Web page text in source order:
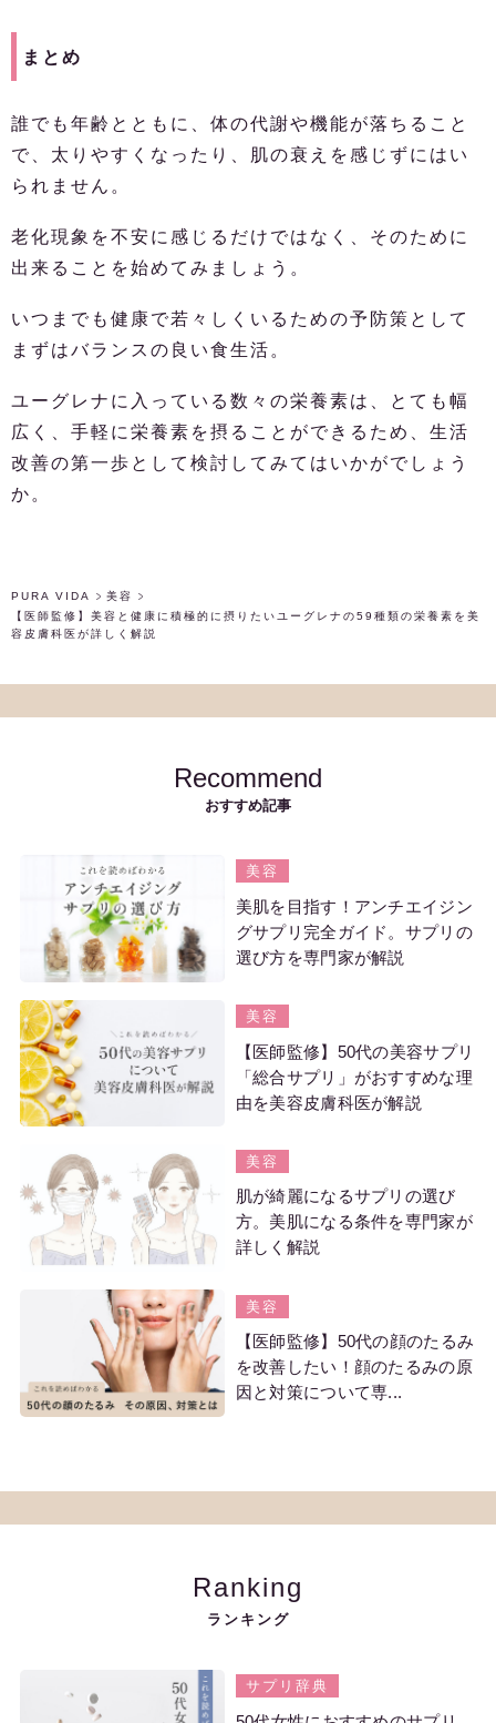
まとめ
誰でも年齢とともに、体の代謝や機能が落ちること
で、太りやすくなったり、肌の衰えを感じずにはい
られません。
老化現象を不安に感じるだけではなく、そのために
出来ることを始めてみましょう。
いつまでも健康で若々しくいるための予防策として
まずはバランスの良い食生活。
ユーグレナに入っている数々の栄養素は、とても幅
広く、手軽に栄養素を摂ることができるため、生活
改善の第一歩として検討してみてはいかがでしょう
か。
PURA VIDA
美容
【医師監修】美容と健康に積極的に摂りたいユーグレナの59種類の栄養素を美
容皮膚科医が詳しく解説
Recommend
おすすめ記事
美容
美肌を目指す！アンチエイジン
グサプリ完全ガイド。サプリの
選び方を専門家が解説
美容
【医師監修】50代の美容サプリ
「総合サプリ」がおすすめな理
由を美容皮膚科医が解説
美容
肌が綺麗になるサプリの選び
方。美肌になる条件を専門家が
詳しく解説
美容
【医師監修】50代の顔のたるみ
を改善したい！顔のたるみの原
因と対策について専...
Ranking
ランキング
サプリ辞典